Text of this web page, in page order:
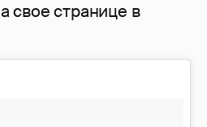
свое странице в